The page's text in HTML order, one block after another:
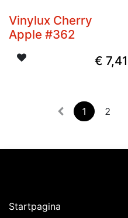
Vinylux Cherry
Apple #362
€ 7,41
1 2
Startpagina